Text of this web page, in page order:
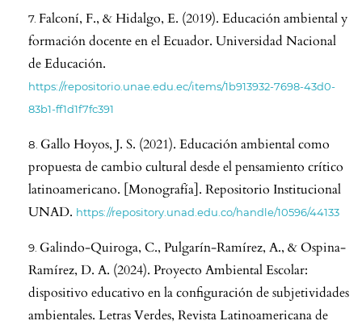
Falconí, F., & Hidalgo, E. (2019). Educación ambiental y
formación docente en el Ecuador. Universidad Nacional
de Educación.
https://repositorio.unae.edu.ec/items/1b913932-7698-43d0-
83b1-ff1d1f7fc391
Gallo Hoyos, J. S. (2021). Educación ambiental como
propuesta de cambio cultural desde el pensamiento crítico
latinoamericano. [Monografía]. Repositorio Institucional
UNAD. https://repository.unad.edu.co/handle/10596/44133
Galindo-Quiroga, C., Pulgarín-Ramírez, A., & Ospina-
Ramírez, D. A. (2024). Proyecto Ambiental Escolar:
dispositivo educativo en la configuración de subjetividades
ambientales. Letras Verdes, Revista Latinoamericana de